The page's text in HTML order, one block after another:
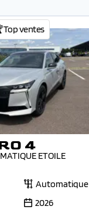
ventes
4
ETOILE
Automatique
2026